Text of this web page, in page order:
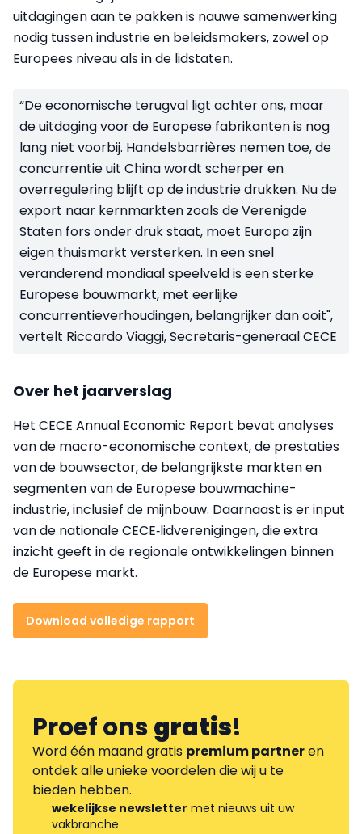
uitdagingen aan te pakken is nauwe samenwerking
nodig tussen industrie en beleidsmakers, zowel op
Europees niveau als in de lidstaten.
“De economische terugval ligt achter ons, maar
de uitdaging voor de Europese fabrikanten is nog
lang niet voorbij. Handelsbarrières nemen toe, de
concurrentie uit China wordt scherper en
overregulering blijft op de industrie drukken. Nu de
export naar kernmarkten zoals de Verenigde
Staten fors onder druk staat, moet Europa zijn
eigen thuismarkt versterken. In een snel
veranderend mondiaal speelveld is een sterke
Europese bouwmarkt, met eerlijke
concurrentieverhoudingen, belangrijker dan ooit",
vertelt Riccardo Viaggi, Secretaris-generaal CECE
Over het jaarverslag
Het CECE Annual Economic Report bevat analyses
van de macro-economische context, de prestaties
van de bouwsector, de belangrijkste markten en
segmenten van de Europese bouwmachine-
industrie, inclusief de mijnbouw. Daarnaast is er input
van de nationale CECE‑lidverenigingen, die extra
inzicht geeft in de regionale ontwikkelingen binnen
de Europese markt.
Download volledige rapport
Proef onsgratis!
Word één maand gratis premium partneren
ontdek alle unieke voordelen die wij u te
bieden hebben.
wekelijkse newsletter met nieuws uit uw
vakbranche